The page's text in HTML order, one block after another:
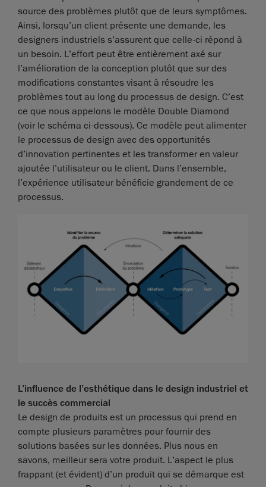
source des problèmes plutôt que de leurs symptômes.
Ainsi, lorsqu’un client présente une demande, les
designers industriels s’assurent que celle-ci répond à
un besoin. L’effort peut être entièrement axé sur
l’amélioration de la conception plutôt que sur des
modifications constantes visant à résoudre les
problèmes tout au long du processus de design. C’est
ce que nous appelons le modèle Double Diamond
(voir le schéma ci-dessous). Ce modèle peut alimenter
le processus de design avec des opportunités
d’innovation pertinentes et les transformer en valeur
ajoutée l’utilisateur ou le client. Dans l’ensemble,
l’expérience utilisateur bénéficie grandement de ce
processus.
L’influence de l’esthétique dans le design industriel et
le succès commercial
Le design de produits est un processus qui prend en
compte plusieurs paramètres pour fournir des
solutions basées sur les données. Plus nous en
savons, meilleur sera votre produit. L’aspect le plus
frappant (et évident) d’un produit qui se démarque est